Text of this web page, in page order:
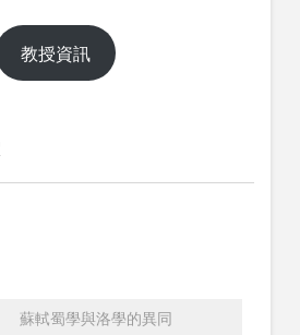
教授資訊
蘇軾蜀學與洛學的異同